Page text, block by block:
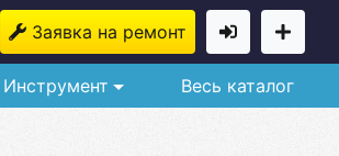
Заявка на ремонт
Инструмент Весь каталог